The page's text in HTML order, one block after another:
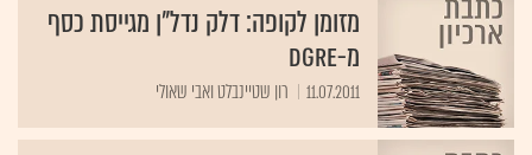
מזומן לקופה: דלק נדל"ן מגייסת כסף
מ-DGRE
11.07.2011 רון שטיינבלט ואבי שאולי